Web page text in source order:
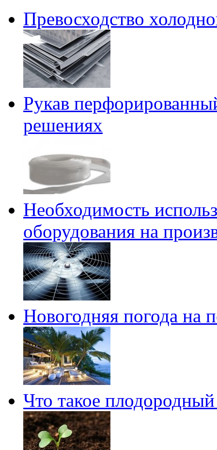
Превосходство
Рукав
решениях
Необходимость
оборудования на
Новогодняя погода на
Что такое плодородный